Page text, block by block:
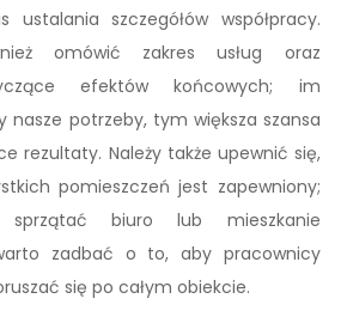
ustalania szczegółów współpracy.
omówić zakres usług oraz
efektów końcowych; im
nasze potrzeby, tym większa szansa
rezultaty. Należy także upewnić się,
pomieszczeń jest zapewniony;
biuro lub mieszkanie
zadbać o to, aby pracownicy
się po całym obiekcie.